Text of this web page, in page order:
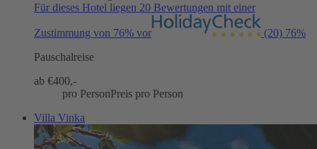
Für dieses Hotel liegen 20 Bewertungen mit einer
Zustimmung von 76% vor (20) 76%
Pauschalreise
ab €400,-
pro PersonPreis pro Person
Villa Vinka